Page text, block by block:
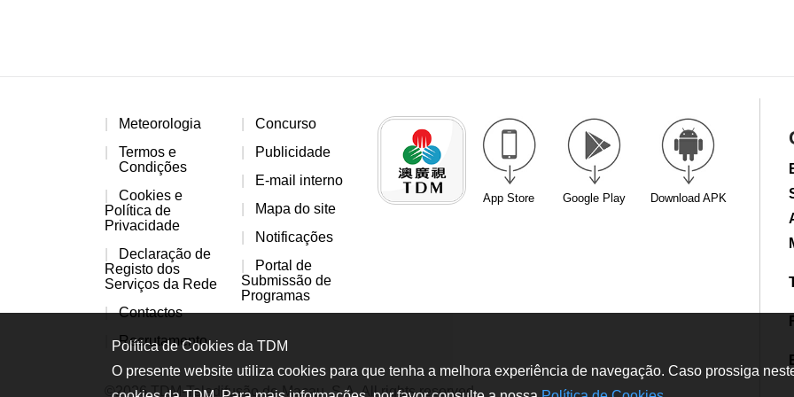
Meteorologia
Termos e
Condições
Cookies e
Política de
Privacidade
Declaração de
Registo dos
Serviços da Rede
Contactos
Recrutamento
Concurso
Publicidade
E-mail interno
Mapa do site
Notificações
Portal de
Submissão de
Programas
App Store Google Play Download APK
©2026 TDM-Teledifusão de Macau, S.A. All rights reserved
Política de Cookies da TDM
O presente website utiliza cookies para que tenha a melhora experiência de navegação. Caso prossiga